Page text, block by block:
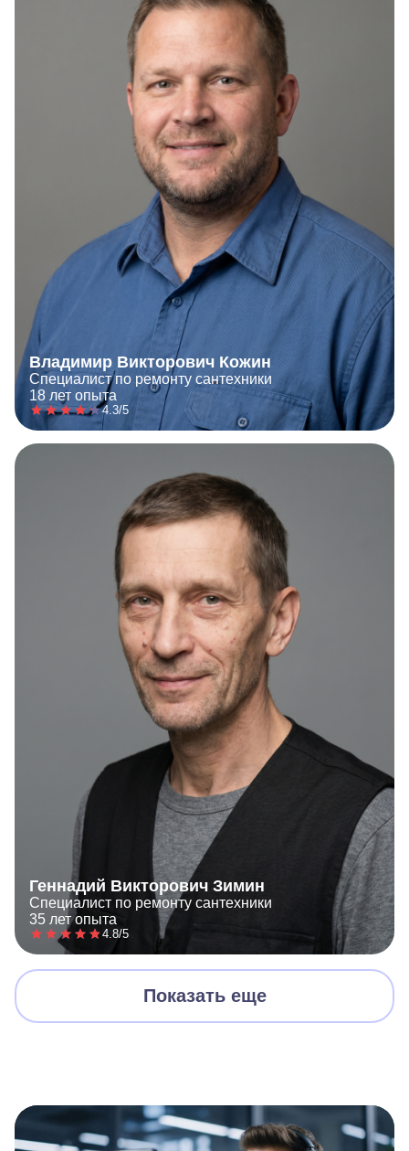
Владимир Викторович Кожин
Специалист по ремонту сантехники
18 лет опыта
4.3/5
Геннадий Викторович Зимин
Специалист по ремонту сантехники
35 лет опыта
4.8/5
Показать еще